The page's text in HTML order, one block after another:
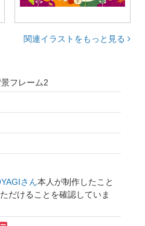
関連イラストをもっと見る
フレーム2
さん本人が制作したこと
だけることを確認していま